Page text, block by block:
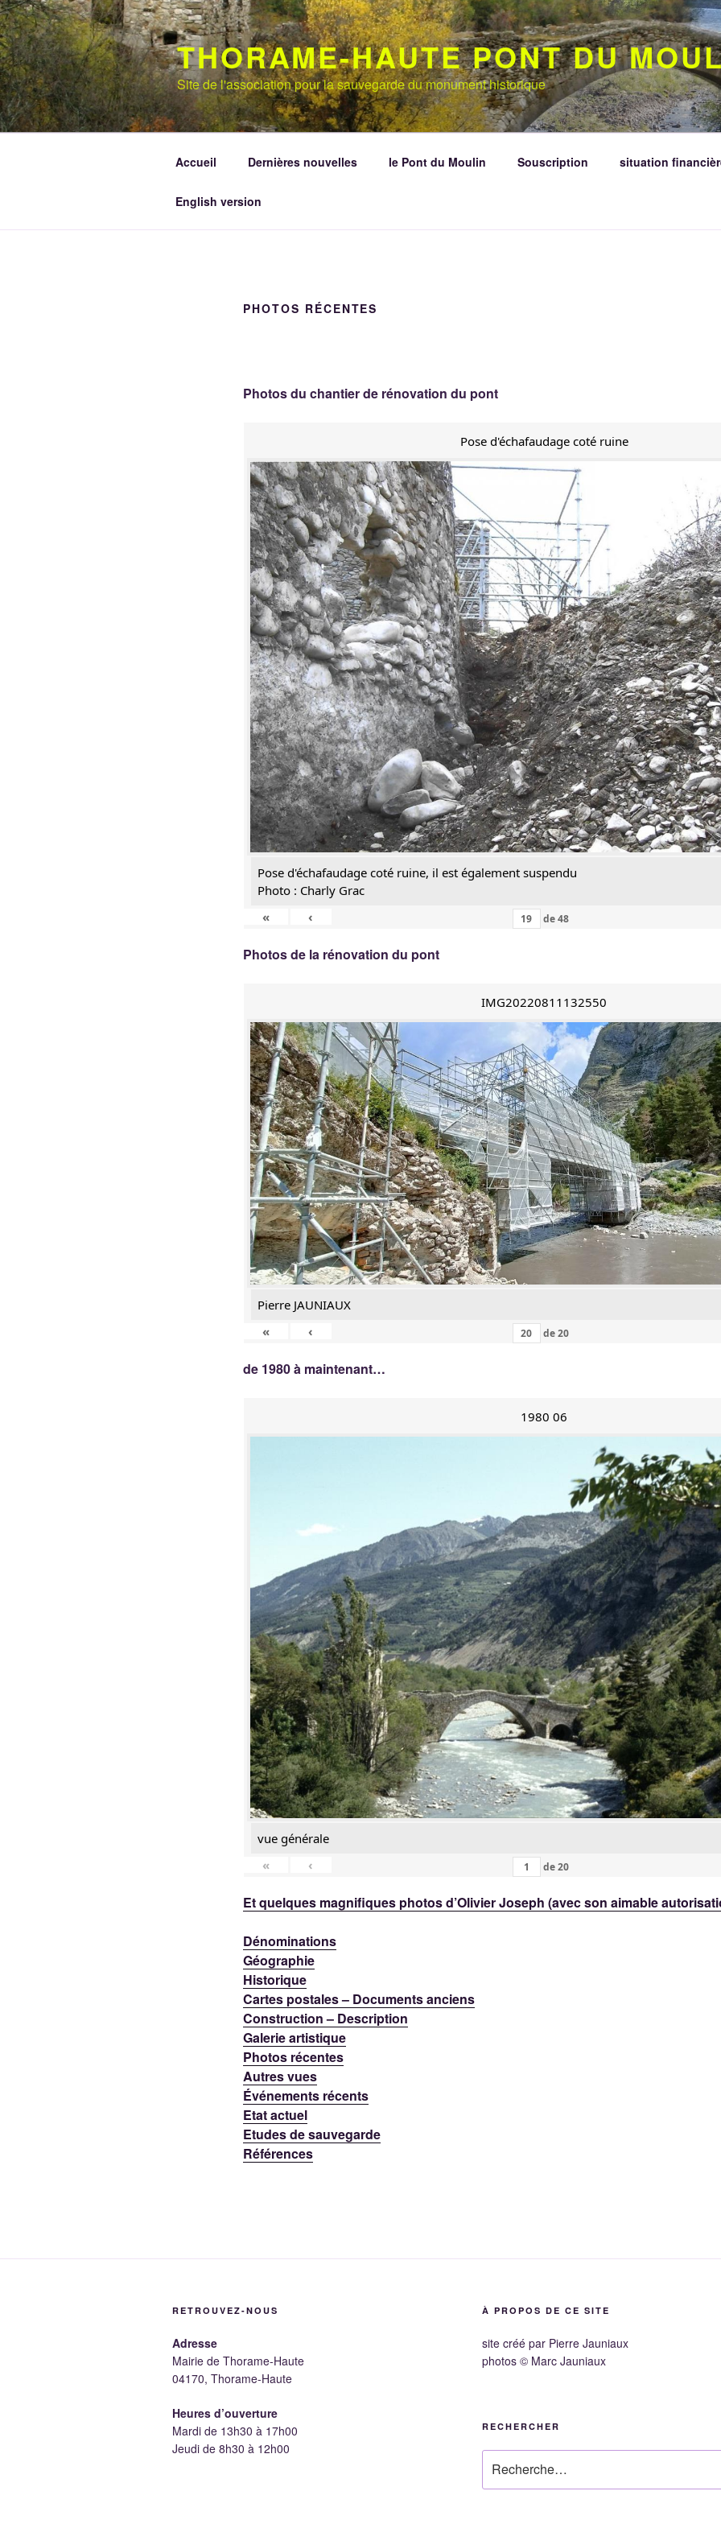
Aller
au
contenu
principal
THORAME-HAUTE PONT DU
Site de l'association pour la sauvegarde du monument historique
Accueil Dernières nouvelles le Pont du Moulin Souscription situation
English version
PHOTOS RÉCENTES
Photos du chantier de rénovation du pont
Pose d'échafaudage coté ruine
Pose d'échafaudage coté ruine, il est également suspendu
Photo : Charly Grac
«
‹ de48
Photos de la rénovation du pont
IMG20220811132550
Pierre JAUNIAUX
«
‹ de20
de 1980 à maintenant…
1980 06
vue générale
«
‹ de20
Et quelques magnifiques photos d’Olivier Joseph (avec son aimable
Dénominations
Géographie
Historique
Cartes postales – Documents anciens
Construction – Description
Galerie artistique
Photos récentes
Autres vues
Événements récents
Etat actuel
Etudes de sauvegarde
Références
RETROUVEZ-NOUS
Adresse
Mairie de Thorame-Haute
04170, Thorame-Haute
Heures d’ouverture
Mardi de 13h30 à 17h00
Jeudi de 8h30 à 12h00
À PROPOS DE CE SITE
site créé par Pierre Jauniaux
photos © Marc Jauniaux
RECHERCHER
pour
: